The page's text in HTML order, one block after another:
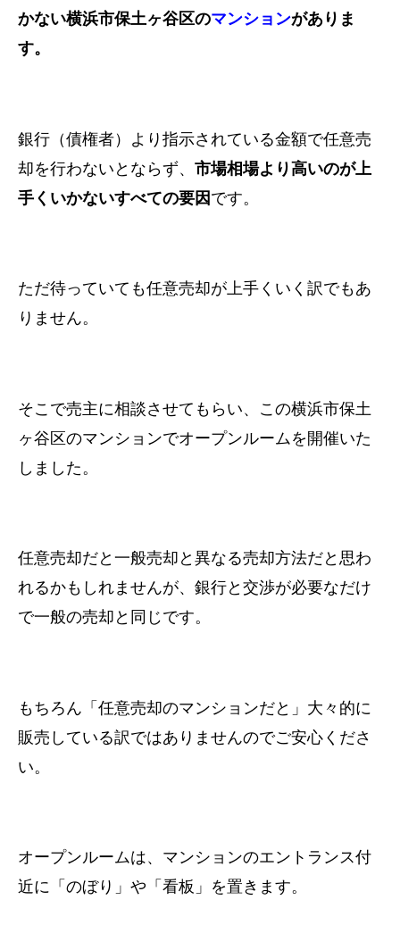
かない横浜市保土ヶ谷区のマンションがありま
す。
銀行（債権者）より指示されている金額で任意売
却を行わないとならず、 市場相場より高いのが上
手くいかないすべての要因です。
ただ待っていても任意売却が上手くいく訳でもあ
りません。
そこで売主に相談させてもらい、 この横浜市保土
ヶ谷区のマンションでオープンルームを開催いた
しました。
任意売却だと一般売却と異なる売却方法だと思わ
れるかもしれませんが、 銀行と交渉が必要なだけ
で一般の売却と同じです。
もちろん「任意売却のマンションだと」 大々的に
販売している訳ではありませんのでご安心くださ
い。
オープンルームは、マンションのエントランス付
近に「のぼり」や「看板」を置きます。